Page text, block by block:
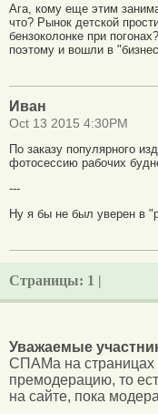
Ага, кому еще этим
что? Рынок детской
бензоколонке при
поэтому и вошли в
Иван
Oct 13 2015 4:30PM
По заказу популярного
фотосессию рабочих
---
Ну я бы не был уверен в
Страницы: 1 |
Уважаемые
СПАМа на
премодерацию, то
на сайте, пока